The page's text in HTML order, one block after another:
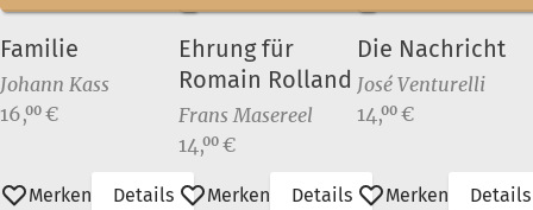
Familie
Johann Kass
Preis:
16,00 €
Merken Details
Ehrung für
Romain Rolland
Frans Masereel
Preis:
14,00 €
Merken Details
Die Nachricht
José Venturelli
Preis:
14,00 €
Merken Details